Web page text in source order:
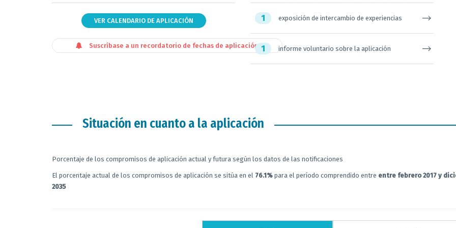
VER CALENDARIO DE APLICACIÓN
Suscríbase a un recordatorio de fechas de aplicación
1 exposición de intercambio de experiencias
1 informe voluntario sobre la aplicación
Situación en cuanto a la aplicación
Porcentaje de los compromisos de aplicación actual y futura según los datos de las notificaciones
El porcentaje actual de los compromisos de aplicación se sitúa en el 76.1% para el período comprendido entre entre febrero 2017 y
2035